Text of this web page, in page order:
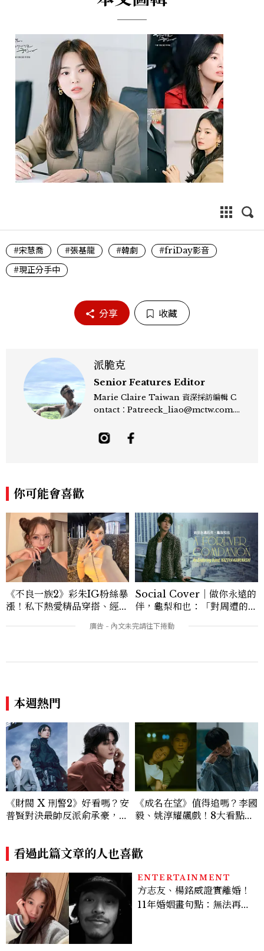
#宋慧喬 #張基龍 #韓劇
#friDay影音
#現正分手中
分享 收藏
派脆克
Senior Features Editor
Marie Claire Taiwan 資深採訪編輯 C
ontact：Patreeck_liao@mctw.com.t
敏銳的觀察力與敘事能力，撰寫出兼具深度
與美感的專題內容，長期關注亞洲娛樂、人
力的跨平台敘事語言。認為好的內容不僅是
記錄時代，更是溫柔的行動——在每一段訪
談與每一篇文章裡，留下值得反覆回味的
光。
你可能會喜歡
《不良一族2》彩朱IG粉絲暴
漲！私下熱愛精品穿搭、經營
Social Cover｜做你永遠的
伴，龜梨和也：「對周遭的人
力。」
本週熱門
《財閥 X 刑警2》好看嗎？安
普賢對決最帥反派俞承豪，鄭
來了，這次能玩多大？
《成名在望》值得追嗎？李國
毅、姚淳耀飆戲！8大看點與
看過此篇文章的人也喜歡
ENTERTAINMENT
方志友、楊銘威證實離婚！
11年婚姻畫句點：無法再做